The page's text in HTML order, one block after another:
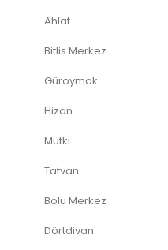
Ahlat
Bitlis Merkez
Güroymak
Hizan
Mutki
Tatvan
Bolu Merkez
Dörtdivan